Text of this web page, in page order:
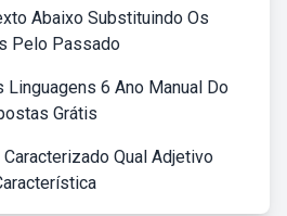
Abaixo Substituindo Os
Pelo Passado
Linguagens 6 Ano Manual Do
Grátis
Caracterizado Qual Adjetivo